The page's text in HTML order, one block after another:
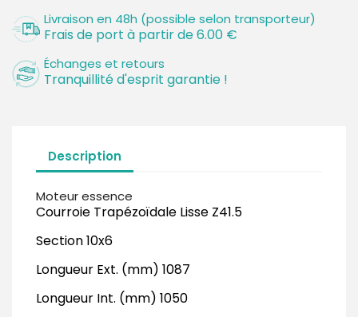
Livraison en 48h (possible selon transporteur)
Frais de port à partir de 6.00 €
Échanges et retours
Tranquillité d'esprit garantie !
Description
Moteur essence
Courroie Trapézoïdale Lisse Z41.5
Section 10x6
Longueur Ext. (mm) 1087
Longueur Int. (mm) 1050